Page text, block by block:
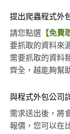
提出爬蟲程式外
請您點選 【免費
要抓取的資料來
需要抓取的資料
齊全，越能夠幫
與程式外包公司
需求送出後，將
報價，您可以在